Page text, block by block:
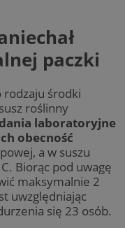
paczki
rodzaju środki
roślinny
laboratoryjne
obecność
a w suszu
Biorąc pod uwagę
maksymalnie 2
uwzględniając
się 23 osób.